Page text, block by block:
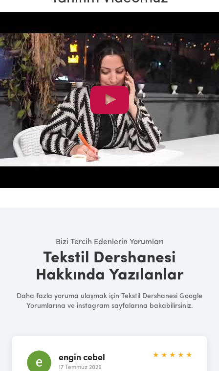
Bizi Tercih Edenlerin Yorumları
Tekstil Dershanesi
Hakkında Yazılanlar
Daha fazla yoruma ulaşmak için Tekstil Dershanesi Google
Yorumlarına ve instagram sayfalarına bakabilirsiniz.
engin cebel
17 Temmuz 2026
★ ★ ★ ★ ★